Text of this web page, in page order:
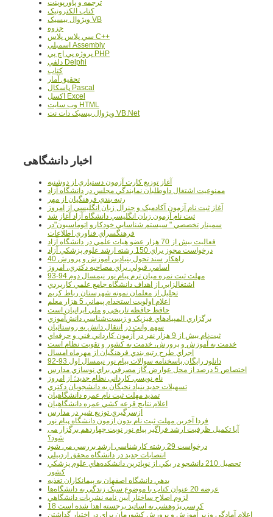
ترجمه و پاورپوينت
کتاب الکترونيک
ويژوال بيسيک VB
جزوه
سي پلاس پلاس C++
اسمبلي Assembly
پروژه پي اچ پي PHP
دلفي Delphi
کتاب
تحقيق آمار
پاسکال Pascal
اکسل Excel
وب سايت HTML
ويژوال بيسيک دات نت VB.Net
اخبار دانشگاهی
آغاز توزيع کارت آزمون دستياري از دوشنبه
ممنوعيت اشتغال داوطلبان نمايندگي مجلس در دانشگاه آزاد
رتبه بندي فرهنگيان از مهر
آغاز ثبت نام آزمون آکادميک و جنرال زبان انگليسي از امروز
ثبت نام آزمون زبان انگليسي دانشگاه آزاد آغاز شد
سمينار تخصصي " سيستم شناسايي خودکارو اتوماسيون"در
فرهنگسراي فناوري اطلاعات
فعاليت بيش از 70 هزار عضو هيات علمي در دانشگاه آزاد
درخواست مجوز براي 150 رشته ارشد علوم پزشکي آزاد
40 راهکار سند تحول بنيادين آموزش و پرورش
اسامي قبولي براي مصاحبه دکتري، امروز
مهلت ثبت نمره میان ترم پیام نور نیمسال دوم 94-93
اشتغالزايي از اهداف دانشگاه جامع علمي کاربردي
تجليل از معلمان نمونه شهرستان رباط کريم
اعلام اولويت استخدام پيماني 5 هزار معلم
حافظ حافظه تاريخي و ملي ايرانيان است
برگزاري المپيادهاي فيزيک و زيست‌شناسي دانش‌آموزي
سهم وانت در انتقال دانش به روستائيان
ثبت‌نام بيش از 9 هزار نفر در آزمون کارداني فني و حرفه‌اي
خدمت به آموزش و پرورش، خدمت به کشور و تقويت نظام است
اجراي طرح رتبه بندي فرهنگيان از مهرماه امسال
دانلود رایگان پاسخنامه سوالات پیام نور نیمسال اول 93-92
اختصاص 5 درصد از محل عوارض گاز مصرفي براي نوسازي مدارس
نام نويسي کارداني نظام جديد؛ از امروز
تسهيلات جديد بنياد نخبگان به دانشجويان دکتري
تمديد مهلت ثبت نام عمره دانشگاهيان
اعلام نتايج قرعه کشي عمره دانشگاهيان
ازسرگيري توزيع شير در مدارس
فردا آخرین مهلت ثبت نام بدون آزمون دانشگاه پیام نور
آیا تکمیل ظرفیت ارشد فراگیر پیام نور نوبت چهاردهم برگزار می
شود؟
درخواست 29 رشته کارشناسي ارشد بررسي مي شود
انتصابات جديد در دانشگاه محقق اردبيلي
تحصيل 210 دانشجو در يکي از نوپاترين دانشکده‌هاي علوم پزشکي
کشور
بدهي دانشگاه اصفهان به پيمانکاران تغذيه
عرضه 20 عنوان کتاب با موضوع سبک زندگي به دانشگاه‌ها
لزوم اصلاح ساختار آيين نامه نشريات دانشگاهي
18 کرسي پژوهشي به اساتيد برجسته اهدا شده است
اعلام آمادگي وزير آموزش و پرورش کشورمان براي در اختيار گذاشتن